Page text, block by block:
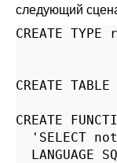
следующий
CREATE
CREATE
CREATE
'SELECT
LANGUAGE